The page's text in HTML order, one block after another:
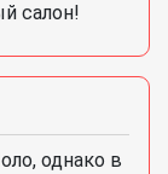
салон!
однако в